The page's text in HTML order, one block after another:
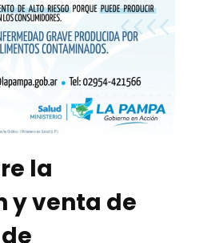
la
y venta de